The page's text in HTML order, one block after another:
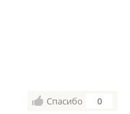
Спасибо 0